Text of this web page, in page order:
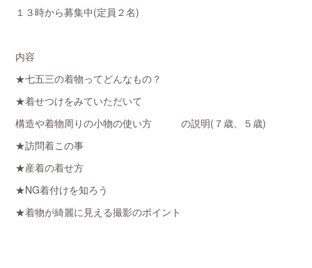
１３時から募集中(定員２名)
内容
★七五三の着物ってどんなもの？
★着せつけをみていただいて
構造や着物周りの小物の使い方 の説明(７歳、５歳)
★訪問着この事
★産着の着せ方
★NG着付けを知ろう
★着物が綺麗に見える撮影のポイント